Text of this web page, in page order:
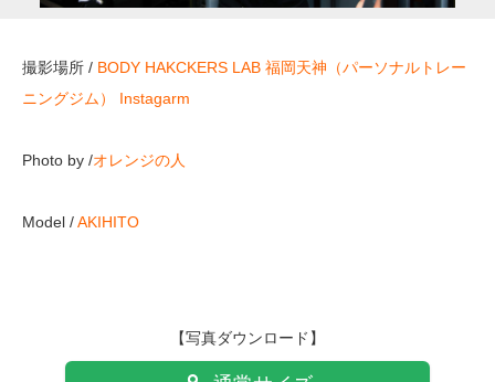
撮影場所 / BODY HAKCKERS LAB 福岡天神（パーソナルトレー
ニングジム）
Instagarm
Photo by /オレンジの人
Model /AKIHITO
【写真ダウンロード】